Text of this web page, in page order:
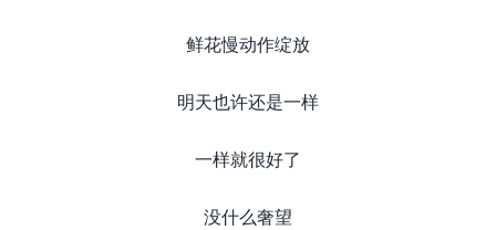
鲜花慢动作绽放
明天也许还是一样
一样就很好了
没什么奢望